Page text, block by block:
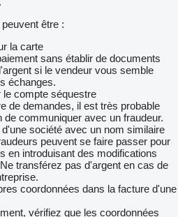
être :
la carte
sans établir de documents
si le vendeur vous semble
échanges.
le compte séquestre
de demandes, il est très probable
communiquer avec un fraudeur.
société avec un nom similaire
peuvent se faire passer pour
en introduisant des modifications
transférez pas d'argent en cas de
coordonnées dans la facture d'une
vérifiez que les coordonnées